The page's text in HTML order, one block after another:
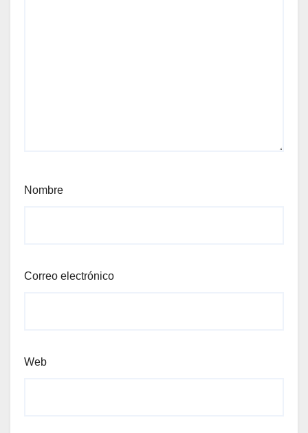
Nombre
Correo electrónico
Web